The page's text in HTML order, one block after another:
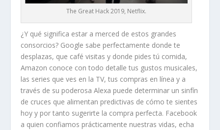
The Great Hack 2019, Netflix.
¿Y qué significa estar a merced de estos grandes
consorcios? Google sabe perfectamente donde te
desplazas, que café visitas y donde pides tú comida,
Amazon conoce con todo detalle tus gustos musicales,
las series que ves en la TV, tus compras en línea y a
través de su poderosa Alexa puede determinar un sinfín
de cruces que alimentan predictivas de cómo te sientes
hoy y por tanto sugerirte la compra perfecta. Facebook
a quien confiamos prácticamente nuestras vidas, echa